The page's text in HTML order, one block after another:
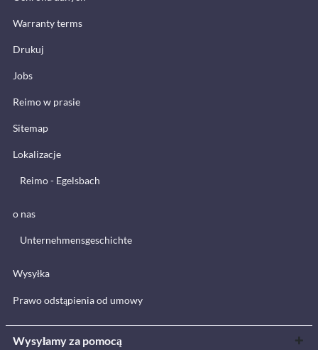
Warranty terms
Drukuj
Jobs
Reimo w prasie
Sitemap
Lokalizacje
Reimo - Egelsbach
o nas
Unternehmensgeschichte
Wysyłka
Prawo odstąpienia od umowy
Wysyłamy za pomocą